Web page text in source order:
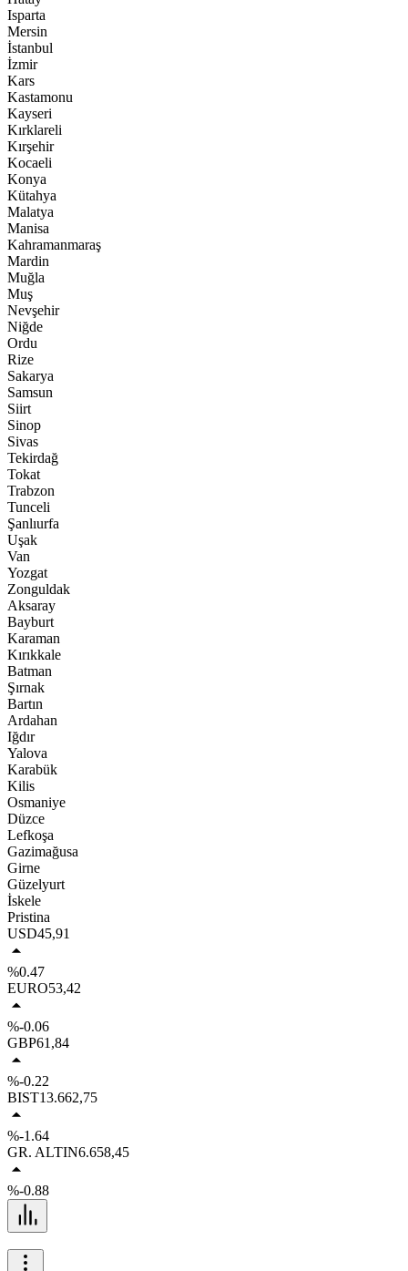
Isparta
Mersin
İstanbul
İzmir
Kars
Kastamonu
Kayseri
Kırklareli
Kırşehir
Kocaeli
Konya
Kütahya
Malatya
Manisa
Kahramanmaraş
Mardin
Muğla
Muş
Nevşehir
Niğde
Ordu
Rize
Sakarya
Samsun
Siirt
Sinop
Sivas
Tekirdağ
Tokat
Trabzon
Tunceli
Şanlıurfa
Uşak
Van
Yozgat
Zonguldak
Aksaray
Bayburt
Karaman
Kırıkkale
Batman
Şırnak
Bartın
Ardahan
Iğdır
Yalova
Karabük
Kilis
Osmaniye
Düzce
Lefkoşa
Gazimağusa
Girne
Güzelyurt
İskele
Pristina
USD45,91
%0.47
EURO53,42
%-0.06
GBP61,84
%-0.22
BIST13.662,75
%-1.64
GR. ALTIN6.658,45
%-0.88